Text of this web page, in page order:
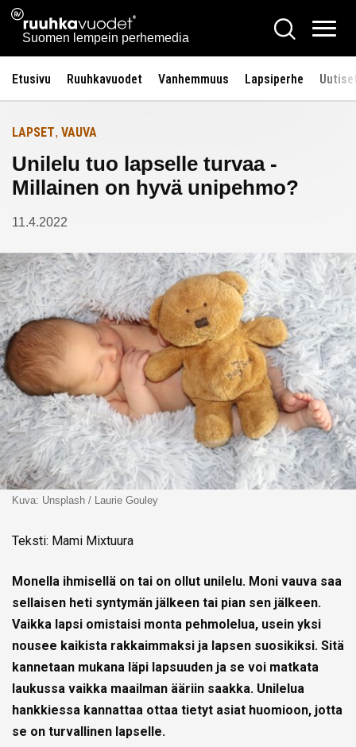
Siirry
sisältöön
Ruuhkavuodet.fi
Suomen lempein perhemedia
Hae
Etusivu Ruuhkavuodet Vanhemmuus Lapsiperhe
Etusivulle
LAPSET, VAUVA
Unilelu tuo lapselle turvaa -
Millainen on hyvä unipehmo?
11.4.2022
Kuva: Unsplash / Laurie Gouley
Teksti: Mami Mixtuura
Monella ihmisellä on tai on ollut unilelu. Moni vauva saa
sellaisen heti syntymän jälkeen tai pian sen jälkeen.
Vaikka lapsi omistaisi monta pehmolelua, usein yksi
nousee kaikista rakkaimmaksi ja lapsen suosikiksi. Sitä
kannetaan mukana läpi lapsuuden ja se voi matkata
laukussa vaikka maailman ääriin saakka. Unilelua
hankkiessa kannattaa ottaa tietyt asiat huomioon, jotta
se on turvallinen lapselle.